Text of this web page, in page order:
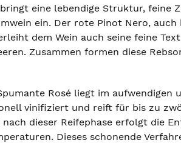
eine lebendige Struktur, feine
ein. Der rote Pinot Nero,
dem Wein auch seine feine
Zusammen formen diese
Rosé liegt im aufwendigen
vinifiziert und reift für bis zu
dieser Reifephase erfolgt die
Dieses schonende